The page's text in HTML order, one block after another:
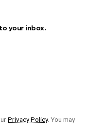
your inbox.
Privacy Policy. You may